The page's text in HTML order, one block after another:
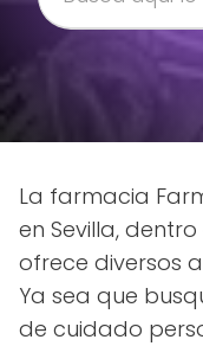
La farmacia
en Sevilla,
ofrece diversos
Ya sea que
de cuidado